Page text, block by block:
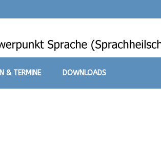
& TERMINE DOWNLOADS